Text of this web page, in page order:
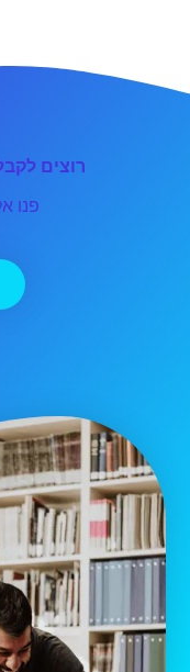
רוצים
פנו